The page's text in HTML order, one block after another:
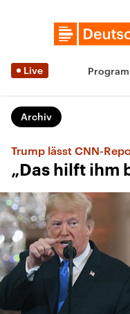
Live
Archiv
Trump lässt CNN-
„Das hilft ihm